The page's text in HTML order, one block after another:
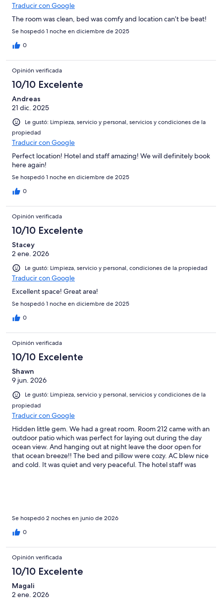
Traducir con Google
The room was clean, bed was comfy and location can’t be beat!
Se hospedó 1 noche en diciembre de 2025
0
Opinión verificada
10/10 Excelente
Andreas
21 dic. 2025
Le gustó: Limpieza, servicio y personal, servicios y condiciones de la
propiedad
Traducir con Google
Perfect location! Hotel and staff amazing! We will definitely book
here again!
Se hospedó 1 noche en diciembre de 2025
0
Opinión verificada
10/10 Excelente
Stacey
2 ene. 2026
Le gustó: Limpieza, servicio y personal, condiciones de la propiedad
Traducir con Google
Excellent space! Great area!
Se hospedó 1 noche en diciembre de 2025
0
Opinión verificada
10/10 Excelente
Shawn
9 jun. 2026
Le gustó: Limpieza, servicio y personal, servicios y condiciones de la
propiedad
Traducir con Google
Hidden little gem. We had a great room. Room 212 came with an
outdoor patio which was perfect for laying out during the day
ocean view. And hanging out at night leave the door open for
that ocean breeze!! The bed and pillow were cozy. AC blew nice
and cold. It was quiet and very peaceful. The hotel staff was
the two bottles of water in the room should’ve been
complementary when spending almost $700 for two nights.
Se hospedó 2 noches en junio de 2026
0
Opinión verificada
10/10 Excelente
Magali
2 ene. 2026